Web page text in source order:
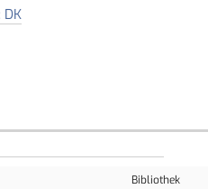
Bibliothek